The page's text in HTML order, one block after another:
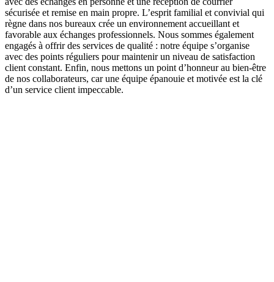
sécurisée et remise en main propre. L’esprit familial et convivial qui
règne dans nos bureaux crée un environnement accueillant et
favorable aux échanges professionnels. Nous sommes également
engagés à offrir des services de qualité : notre équipe s’organise
avec des points réguliers pour maintenir un niveau de satisfaction
client constant. Enfin, nous mettons un point d’honneur au bien-être
de nos collaborateurs, car une équipe épanouie et motivée est la clé
d’un service client impeccable.